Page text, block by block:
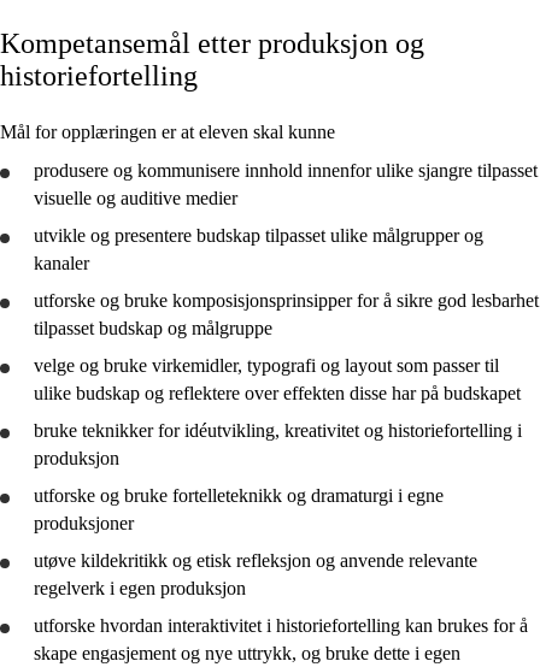
Kjerneelementer
Tverrfaglige temaer
Grunnleggende ferdigheter
Produksjon og historiefortelling
Teknologiforståelse
Konseptutvikling og programmering
Kompetansemål etter produksjon og
historiefortelling
Mål for opplæringen er at eleven skal kunne
produsere og kommunisere innhold innenfor ulike sjangre tilpasset
visuelle og auditive medier
utvikle og presentere budskap tilpasset ulike målgrupper og
kanaler
utforske og bruke komposisjonsprinsipper for å sikre god lesbarhet
tilpasset budskap og målgruppe
velge og bruke virkemidler, typografi og layout som passer til
ulike budskap og reflektere over effekten disse har på budskapet
bruke teknikker for idéutvikling, kreativitet og historiefortelling i
produksjon
utforske og bruke fortelleteknikk og dramaturgi i egne
produksjoner
utøve kildekritikk og etisk refleksjon og anvende relevante
regelverk i egen produksjon
utforske hvordan interaktivitet i historiefortelling kan brukes for å
skape engasjement og nye uttrykk, og bruke dette i egen